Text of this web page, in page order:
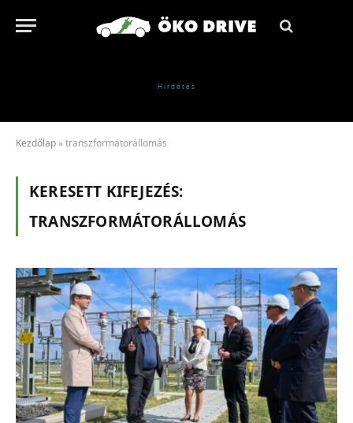
Kezdőlap »transzformátorállomás
KERESETT KIFEJEZÉS:
TRANSZFORMÁTORÁLLOMÁS